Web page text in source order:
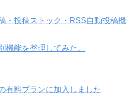
・投稿ストック・RSS自動投稿機
機能を整理してみた。
有料プランに加入しました